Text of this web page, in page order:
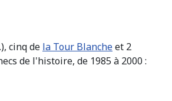
.), cinq de la Tour Blancheet 2
de l'histoire, de 1985 à 2000 :